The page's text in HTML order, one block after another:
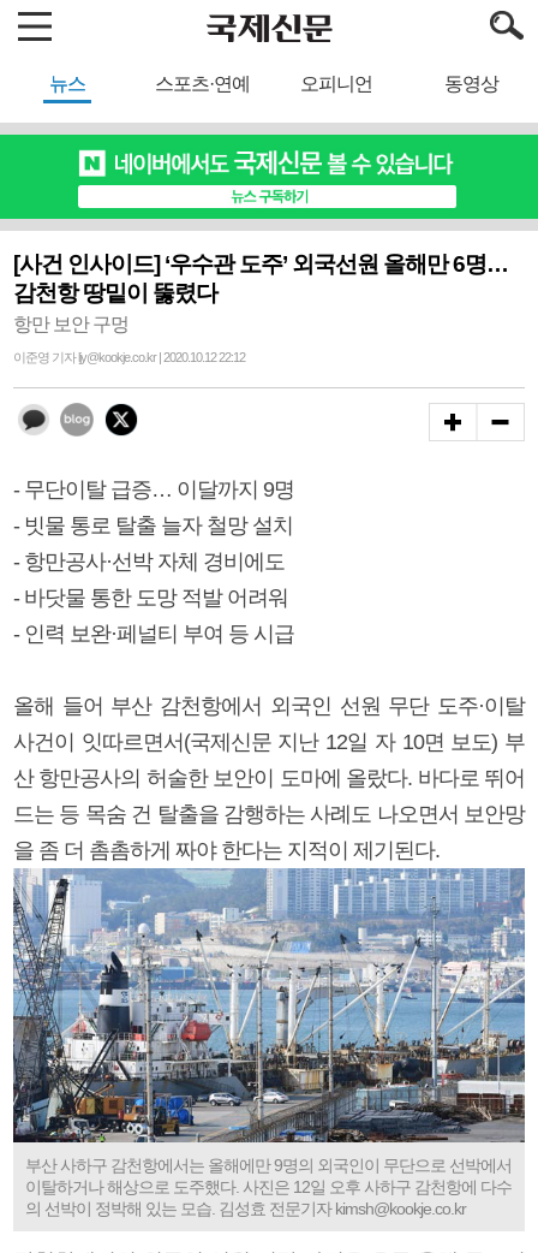
뉴스 스포츠·연예 오피니언 동영상
[사건 인사이드] ‘우수관 도주’ 외국선원 올해만 6명…
감천항 땅밑이 뚫렸다
항만 보안 구멍
이준영 기자 ljy@kookje.co.kr | 2020.10.12 22:12
- 무단이탈 급증… 이달까지 9명
- 빗물 통로 탈출 늘자 철망 설치
- 항만공사·선박 자체 경비에도
- 바닷물 통한 도망 적발 어려워
- 인력 보완·페널티 부여 등 시급
올해 들어 부산 감천항에서 외국인 선원 무단 도주·이탈
사건이 잇따르면서(국제신문 지난 12일 자 10면 보도) 부
산 항만공사의 허술한 보안이 도마에 올랐다. 바다로 뛰어
드는 등 목숨 건 탈출을 감행하는 사례도 나오면서 보안망
을 좀 더 촘촘하게 짜야 한다는 지적이 제기된다.
부산 사하구 감천항에서는 올해에만 9명의 외국인이 무단으로 선박에서
이탈하거나 해상으로 도주했다. 사진은 12일 오후 사하구 감천항에 다수
의 선박이 정박해 있는 모습. 김성효 전문기자 kimsh@kookje.co.kr